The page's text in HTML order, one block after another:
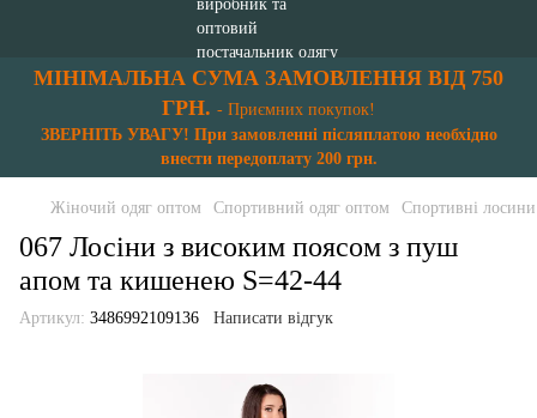
МІНІМАЛЬНА СУМА ЗАМОВЛЕННЯ ВІД 750
ГРН. - Приємних покупок!
ЗВЕРНІТЬ УВАГУ! При замовленні післяплатою необхідно
внести передоплату 200 грн.
Жіночий одяг оптом Спортивний одяг оптом Спортивні
067 Лосіни з високим поясом з пуш
апом та кишенею S=42-44
Артикул: 3486992109136 Написати відгук